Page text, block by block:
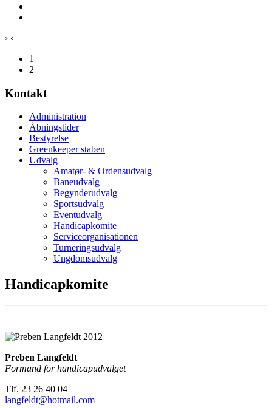
› ‹
1
2
Kontakt
Administration
Åbningstider
Bestyrelse
Greenkeeper staben
Udvalg
Amatør- & Ordensudvalg
Baneudvalg
Begynderudvalg
Sportsudvalg
Eventudvalg
Handicapkomite
Serviceorganisationen
Turneringsudvalg
Ungdomsudvalg
Handicapkomite
Preben Langfeldt
Formand for handicapudvalget
Tlf. 23 26 40 04
langfeldt@hotmail.com